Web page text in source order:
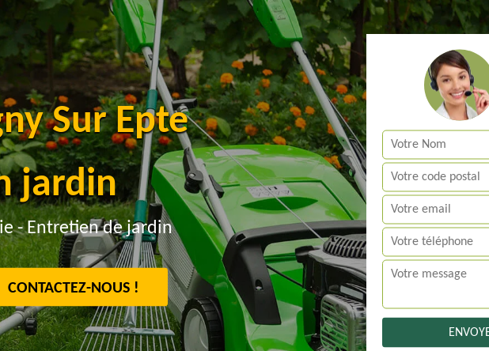
Sur Epte
jardin
- Entretien de jardin
CONTACTEZ-NOUS !